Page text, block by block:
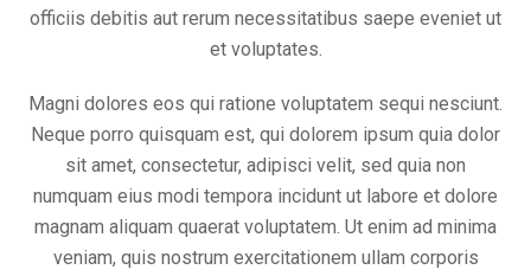
officiis debitis aut rerum necessitatibus saepe eveniet ut
et voluptates.
Magni dolores eos qui ratione voluptatem sequi nesciunt.
Neque porro quisquam est, qui dolorem ipsum quia dolor
sit amet, consectetur, adipisci velit, sed quia non
numquam eius modi tempora incidunt ut labore et dolore
magnam aliquam quaerat voluptatem. Ut enim ad minima
veniam, quis nostrum exercitationem ullam corporis